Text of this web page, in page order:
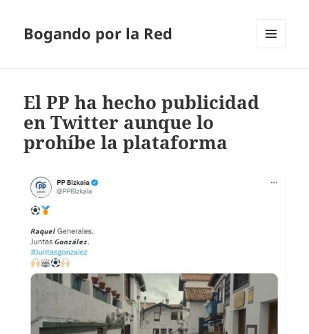
Bogando por la Red
El PP ha hecho publicidad
en Twitter aunque lo
prohíbe la plataforma